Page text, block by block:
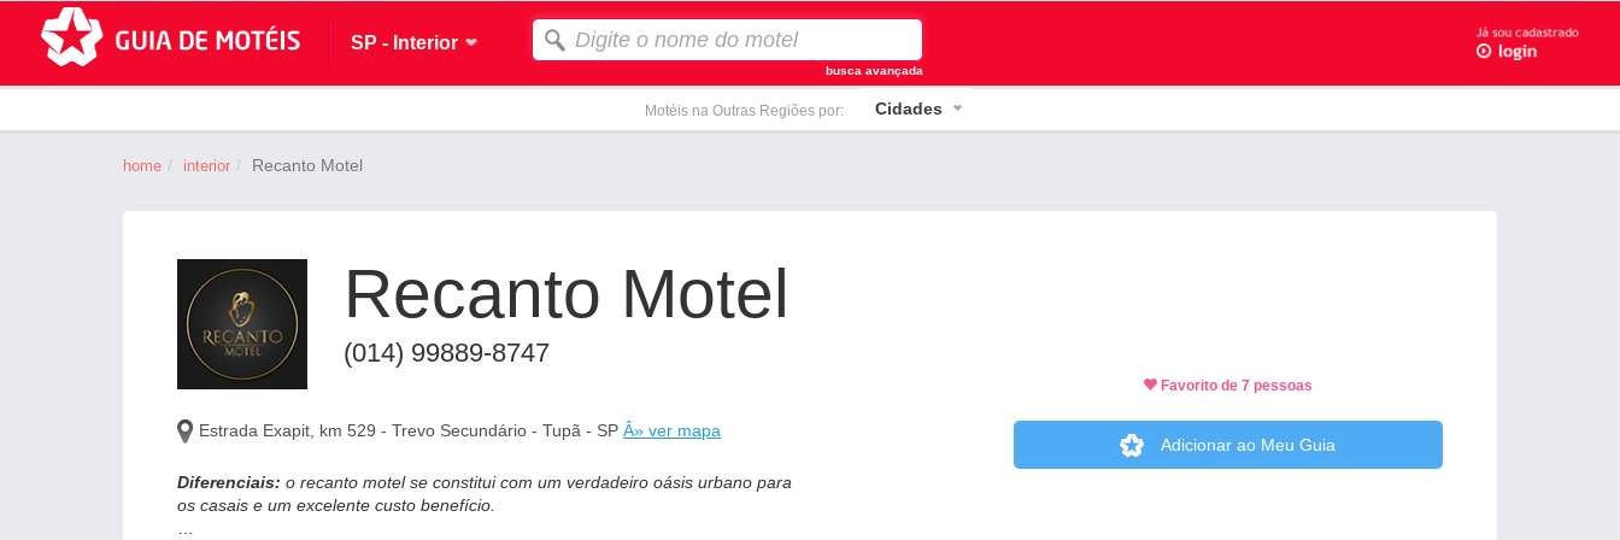
SP - Interior
busca avançada
Motéis na Outras Regiões por: Cidades
home interior Recanto Motel
Recanto Motel
(014) 99889-8747
Estrada Exapit, km 529 - Trevo Secundário - Tupã - SP Â» ver mapa
Diferenciais: o recanto motel se constitui com um verdadeiro oásis urbano para
os casais e um excelente custo benefício.
Favorito de 7 pessoas
Adicionar ao Meu Guia